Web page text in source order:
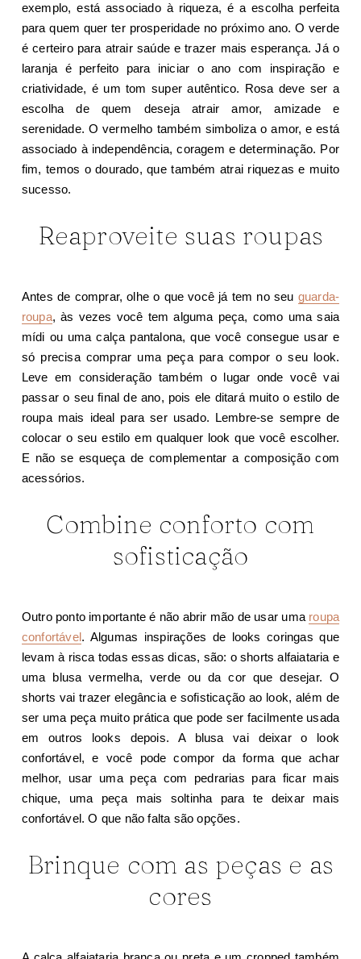
exemplo, está associado à riqueza, é a escolha perfeita
para quem quer ter prosperidade no próximo ano. O verde
é certeiro para atrair saúde e trazer mais esperança. Já o
laranja é perfeito para iniciar o ano com inspiração e
criatividade, é um tom super autêntico. Rosa deve ser a
escolha de quem deseja atrair amor, amizade e
serenidade. O vermelho também simboliza o amor, e está
associado à independência, coragem e determinação. Por
fim, temos o dourado, que também atrai riquezas e muito
sucesso.
Reaproveite suas roupas
Antes de comprar, olhe o que você já tem no seu guarda-
roupa, às vezes você tem alguma peça, como uma saia
mídi ou uma calça pantalona, que você consegue usar e
só precisa comprar uma peça para compor o seu look.
Leve em consideração também o lugar onde você vai
passar o seu final de ano, pois ele ditará muito o estilo de
roupa mais ideal para ser usado. Lembre-se sempre de
colocar o seu estilo em qualquer look que você escolher.
E não se esqueça de complementar a composição com
acessórios.
Combine conforto com
sofisticação
Outro ponto importante é não abrir mão de usar uma roupa
confortável. Algumas inspirações de looks coringas que
levam à risca todas essas dicas, são: o shorts alfaiataria e
uma blusa vermelha, verde ou da cor que desejar. O
shorts vai trazer elegância e sofisticação ao look, além de
ser uma peça muito prática que pode ser facilmente usada
em outros looks depois. A blusa vai deixar o look
confortável, e você pode compor da forma que achar
melhor, usar uma peça com pedrarias para ficar mais
chique, uma peça mais soltinha para te deixar mais
confortável. O que não falta são opções.
Brinque com as peças e as
cores